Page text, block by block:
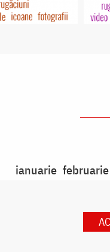
ianuarie februarie